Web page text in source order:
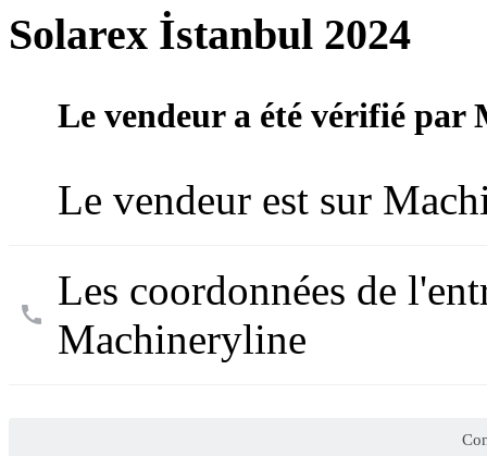
Solarex İstanbul 2024
Le vendeur a été vérifié par
Le vendeur est sur
Les coordonnées de
Machineryline